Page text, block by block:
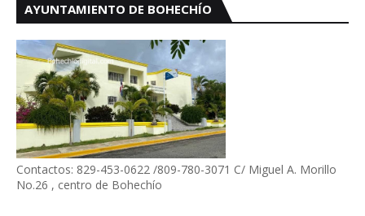
AYUNTAMIENTO DE BOHECHÍO
Contactos: 829-453-0622 /809-780-3071 C/ Miguel A. Morillo
No.26 , centro de Bohechío